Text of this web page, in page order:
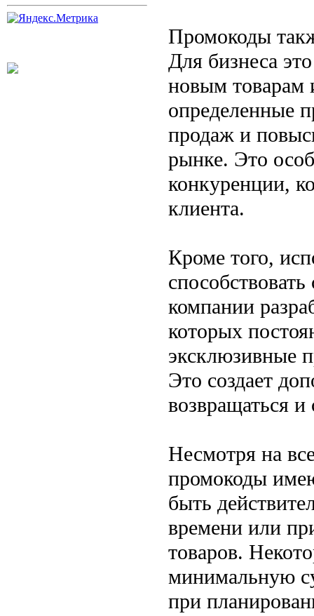
Промокоды
Для бизнеса
новым товарам
определенные
продаж и
рынке. Это
конкуренции,
клиента.
Кроме того,
компании
которых
эксклюзивные
Это создает
возвращаться
Несмотря на
промокоды
быть
времени или
товаров.
минимальную
при